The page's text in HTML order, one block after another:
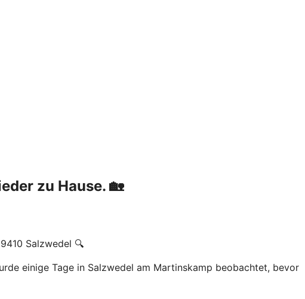
zu Hause. 🏡
Salzwedel 🔍
einige Tage in Salzwedel am Martinskamp beobachtet, bevor